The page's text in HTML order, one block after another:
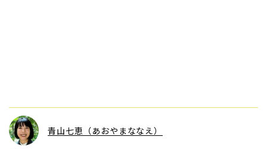
青山七恵（あおやまななえ）